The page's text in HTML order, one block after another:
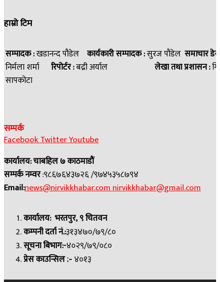
हाम्रो टिम
सम्पादक :खडानन्द पौडेल कार्यकारी सम्पादक :सुरज पौडेल समाचार
निर्मला शर्मा रिपोर्टर :बद्री अर्याल लेखा तथा प्रशासन :
सापकोटा
सम्पर्क
FacebookTwitterYoutube
कार्यालय: चाबहिल ७ काठमाडौं
सम्पर्क नम्वर:९८६७६४३७२६ /९७४५३५८७९४
Email:news@nirvikkhabar.comnirvikkhabar@gmail.com
कार्यालय: भरतपुर, ९ चितवन
कम्पनी दर्ता नं.:३१३४७०/७९/८०
सूचना बिभाग:-४०२९/७९/०८०
प्रेस काउन्सिल:- ४०१३